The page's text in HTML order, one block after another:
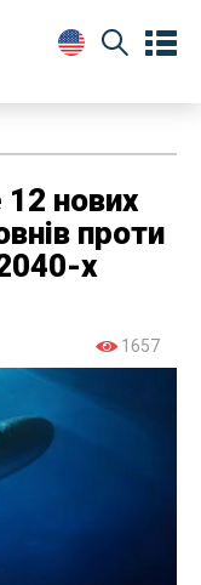
12 нових
проти
х
1657